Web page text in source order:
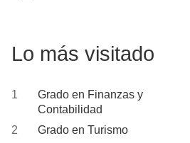
Lo más visitado
Grado en Finanzas y
Contabilidad
Grado en Turismo